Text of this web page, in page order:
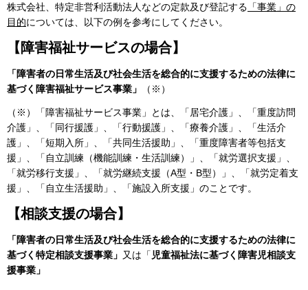
株式会社、特定非営利活動法人などの定款及び登記する 「事業」の
目的については、以下の例を参考にしてください。
【障害福祉サービスの場合】
「障害者の日常生活及び社会生活を総合的に支援するための法律に
基づく障害福祉サービス事業」
（※）
（※）「障害福祉サービス事業」とは、「居宅介護」、「重度訪問
介護」、「同行援護」、「行動援護」、「療養介護」、「生活介
護」、「短期入所」、「共同生活援助」、「重度障害者等包括支
援」、「自立訓練（機能訓練・生活訓練）」、「就労選択支援」、
「就労移行支援」、「就労継続支援（A型・B型）」、「就労定着支
援」、「自立生活援助」、「施設入所支援」のことです。
【相談支援の場合】
「障害者の日常生活及び社会生活を総合的に支援するための法律に
基づく特定相談支援事業」 又は「 児童福祉法に基づく障害児相談支
援事業」